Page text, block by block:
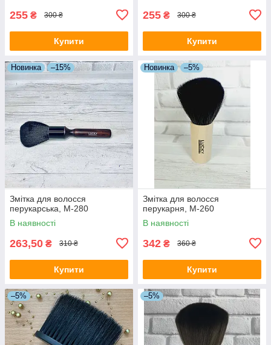
255 ₴ 300 ₴
Купити
255 ₴ 300 ₴
Купити
Новинка –15%
Змітка для волосся
перукарська, M-280
В наявності
263,50 ₴ 310 ₴
Купити
Новинка –5%
Змітка для волосся
перукарня, M-260
В наявності
342 ₴ 360 ₴
Купити
–5% –5%